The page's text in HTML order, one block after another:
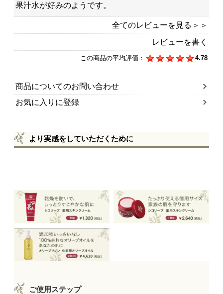
果汁水が好みのようです。
全てのレビューを見る＞＞
レビューを書く
この商品の平均評価： 4.78
商品についてのお問い合わせ
お気に入りに登録
より実感をしていただくために